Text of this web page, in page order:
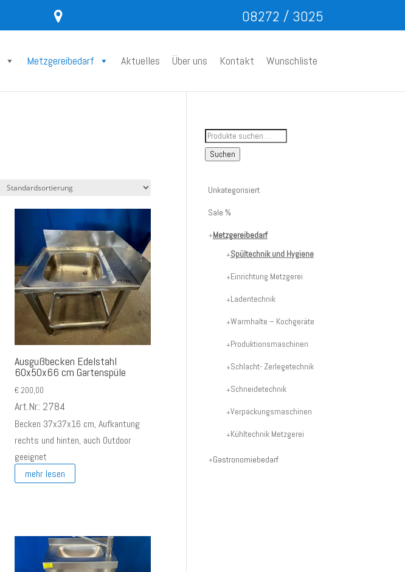
08272 / 3025
Metzgereibedarf Aktuelles Über uns Kontakt Wunschliste
Ausgußbecken Edelstahl
60x50x66 cm Gartenspüle
€200,00
Art.Nr.: 2784
Becken 37x37x16 cm, Aufkantung
rechts und hinten, auch Outdoor
geeignet
mehr lesen
Suche
nach
oder
Produktname:
Suchen
Unkategorisiert
Sale %
Metzgereibedarf
Spültechnik und Hygiene
Einrichtung Metzgerei
Ladentechnik
Warmhalte – Kochgeräte
Produktionsmaschinen
Schlacht- Zerlegetechnik
Schneidetechnik
Verpackungsmaschinen
Kühltechnik Metzgerei
Gastronomiebedarf